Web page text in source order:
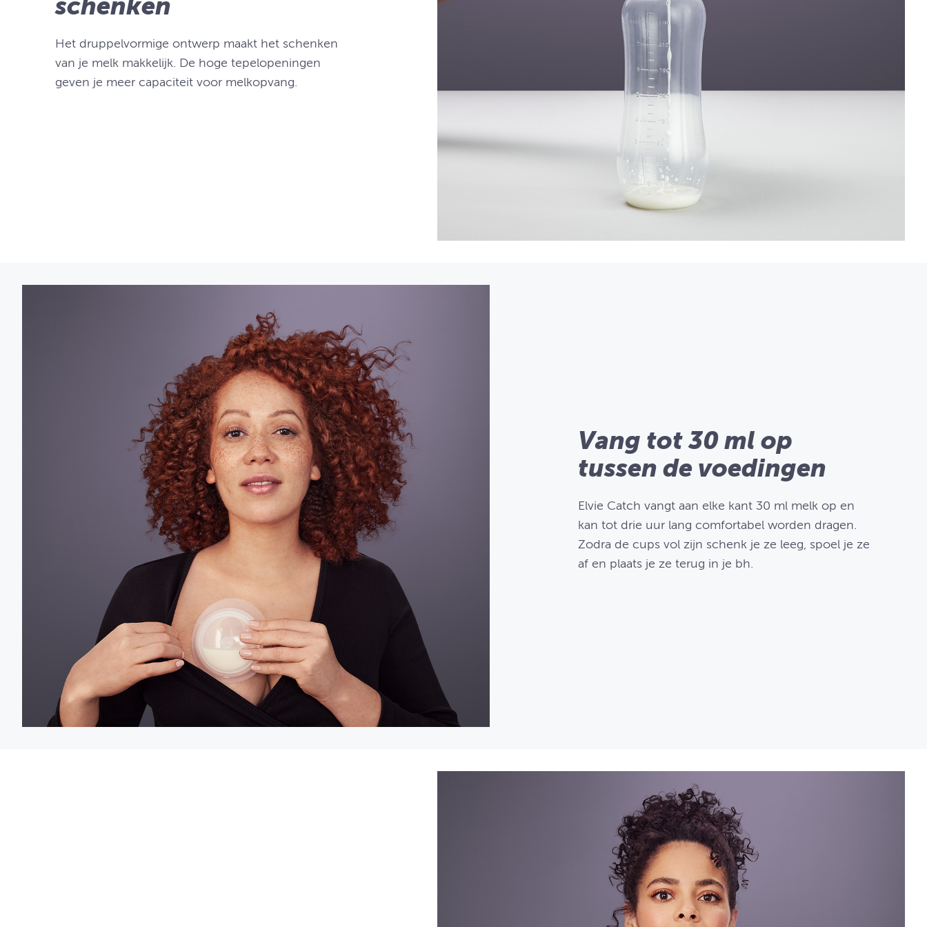
Het druppelvormige ontwerp maakt het schenken
van je melk makkelijk. De hoge tepelopeningen
geven je meer capaciteit voor melkopvang.
Vang tot 30 ml op
tussen de voedingen
Elvie Catch vangt aan elke kant 30 ml melk op en
kan tot drie uur lang comfortabel worden dragen.
Zodra de cups vol zijn schenk je ze leeg, spoel je ze
af en plaats je ze terug in je bh.